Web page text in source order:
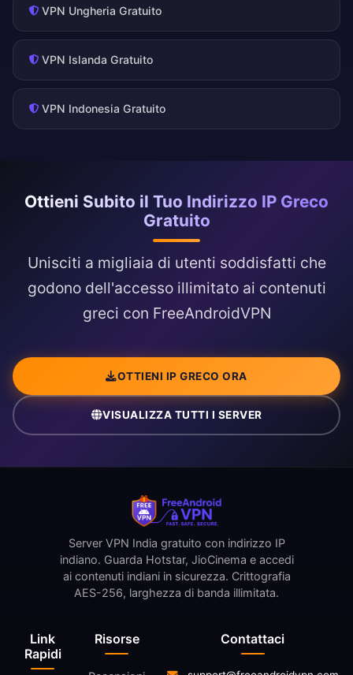
VPN Ungheria Gratuito
VPN Islanda Gratuito
VPN Indonesia Gratuito
Ottieni Subito il Tuo Indirizzo IP Greco
Gratuito
Unisciti a migliaia di utenti soddisfatti che
godono dell'accesso illimitato ai contenuti
greci con FreeAndroidVPN
OTTIENI IP GRECO ORA
VISUALIZZA TUTTI I SERVER
Link
Rapidi
Risorse
Server VPN India gratuito con indirizzo IP
indiano. Guarda Hotstar, JioCinema e accedi
ai contenuti indiani in sicurezza. Crittografia
AES-256, larghezza di banda illimitata.
Contattaci